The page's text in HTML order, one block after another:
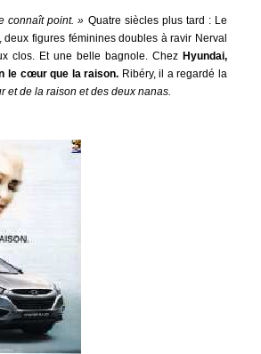
connaît point. » Quatre siècles plus tard : Le
figures féminines doubles à ravir Nerval
clos. Et une belle bagnole. Chez Hyundai,
le cœur que la raison. Ribéry, il a regardé la
et de la raison et des deux nanas.